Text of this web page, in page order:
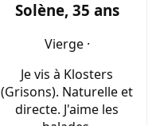
Solène, 35 ans
Vierge ·
Je vis à Klosters
(Grisons). Naturelle et
directe. J'aime les